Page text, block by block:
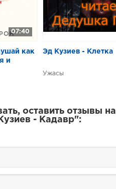
07:40
как
и
за 6
Эд Кузиев - Клетка
Ужасы
оставить отзывы на
- Кадавр":